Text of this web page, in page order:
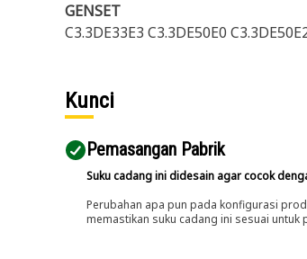
GENSET
C3.3DE33E3 C3.3DE50E0
Kunci
Pemasangan Pabrik
Suku cadang ini didesain agar cocok
Perubahan apa pun pada konfigurasi
memastikan suku cadang ini sesuai